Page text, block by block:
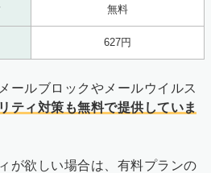
無料
627円
ールブロックやメールウイルス
ティ対策も無料で提供していま
が欲しい場合は、有料プランの